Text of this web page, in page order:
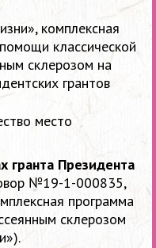
комплексная
классической
склерозом на
грантов
место
гранта Президента
№19-1-000835,
программа
склерозом